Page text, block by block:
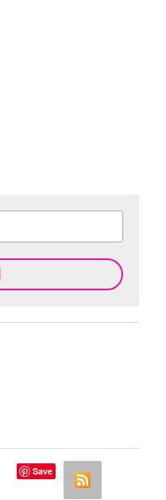
Save